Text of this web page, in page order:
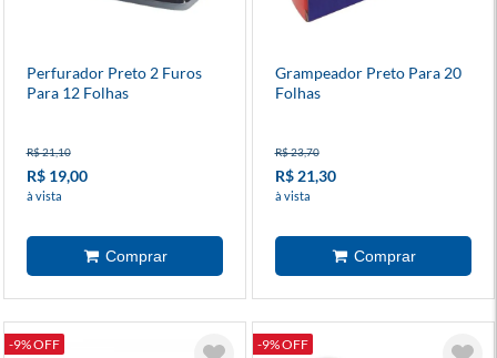
Perfurador Preto 2 Furos
Para 12 Folhas
R$ 21,10
R$ 19,00
à vista
Grampeador Preto Para 20
Folhas
R$ 23,70
R$ 21,30
à vista
-9% OFF -9% OFF